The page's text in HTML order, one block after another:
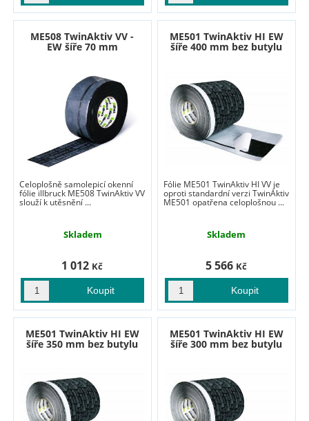
ME508 TwinAktiv VV -
EW šíře 70 mm
Celoplošně samolepicí okenní
fólie illbruck ME508 TwinAktiv VV
slouží k utěsnění ...
Skladem
1 012 Kč
ME501 TwinAktiv HI EW
šíře 400 mm bez butylu
Fólie ME501 TwinAktiv HI VV je
oproti standardní verzi TwinAktiv
ME501 opatřena celoplošnou ...
Skladem
5 566 Kč
ME501 TwinAktiv HI EW
šíře 350 mm bez butylu
ME501 TwinAktiv HI EW
šíře 300 mm bez butylu